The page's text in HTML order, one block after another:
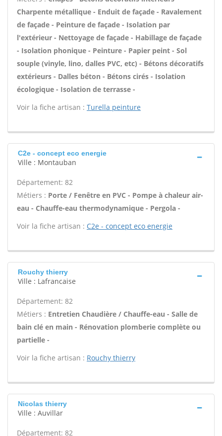
Charpente métallique - Enduit de façade - Ravalement
de façade - Peinture de façade - Isolation par
l'extérieur - Nettoyage de façade - Habillage de façade
- Isolation phonique - Peinture - Papier peint - Sol
souple (vinyle, lino, dalles PVC, etc) - Bétons décoratifs
extérieurs - Dalles béton - Bétons cirés - Isolation
écologique - Isolation de terrasse -
Voir la fiche artisan : Turella peinture
C2e - concept eco energie
Ville : Montauban
Département: 82
Métiers : Porte / Fenêtre en PVC - Pompe à chaleur air-
eau - Chauffe-eau thermodynamique - Pergola -
Voir la fiche artisan : C2e - concept eco energie
Rouchy thierry
Ville : Lafrancaise
Département: 82
Métiers : Entretien Chaudière / Chauffe-eau - Salle de
bain clé en main - Rénovation plomberie complète ou
partielle -
Voir la fiche artisan : Rouchy thierry
Nicolas thierry
Ville : Auvillar
Département: 82